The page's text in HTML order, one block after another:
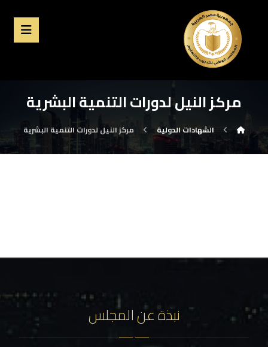
مركز النيل لدورات التنمية البشرية
الشهادات الدولية مركز النيل لدورات التنمية البشرية
نبذة عن المجلس